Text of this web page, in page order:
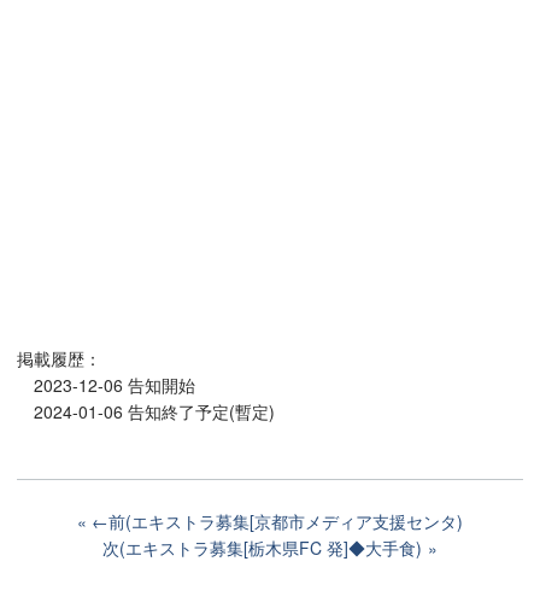
掲載履歴：
2023-12-06 告知開始
2024-01-06 告知終了予定(暫定)
←前(エキストラ募集[京都市メディア支援センタ)
次(エキストラ募集[栃木県FC 発]◆大手食)